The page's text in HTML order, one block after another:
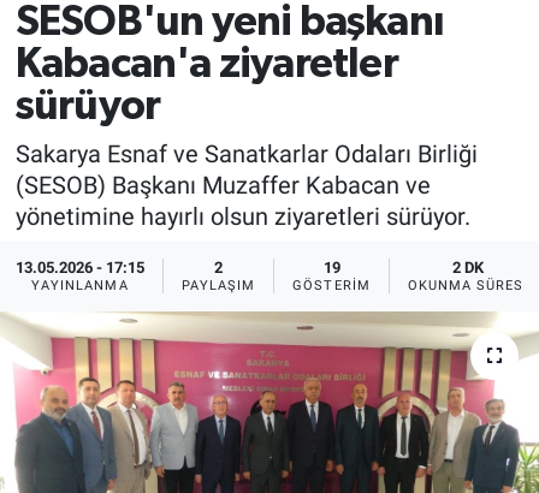
SESOB'un yeni başkanı
Kabacan'a ziyaretler
sürüyor
Sakarya Esnaf ve Sanatkarlar Odaları Birliği
(SESOB) Başkanı Muzaffer Kabacan ve
yönetimine hayırlı olsun ziyaretleri sürüyor.
13.05.2026 - 17:15
YAYINLANMA
2
PAYLAŞIM
19
GÖSTERIM
2 DK
OKUNMA SÜRESI